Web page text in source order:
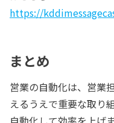
https://
まとめ
営業の自動化は、営業
えるうえで重要な取り